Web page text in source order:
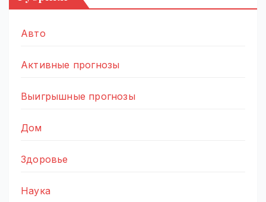
Авто
Активные прогнозы
Выигрышные прогнозы
Дом
Здоровье
Наука